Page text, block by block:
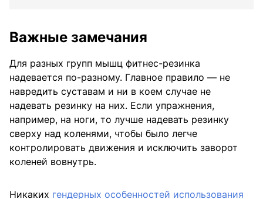
Важные замечания
Для разных групп мышц фитнес-резинка
надевается по-разному. Главное правило — не
навредить суставам и ни в коем случае не
надевать резинку на них. Если упражнения,
например, на ноги, то лучше надевать резинку
сверху над коленями, чтобы было легче
контролировать движения и исключить заворот
коленей вовнутрь.
Никаких гендерных особенностей использования